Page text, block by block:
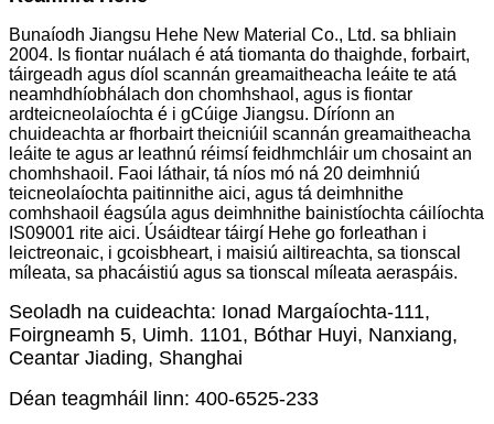
Bunaíodh Jiangsu Hehe New Material Co., Ltd. sa bhliain
2004. Is fiontar nuálach é atá tiomanta do thaighde, forbairt,
táirgeadh agus díol scannán greamaitheacha leáite te atá
neamhdhíobhálach don chomhshaol, agus is fiontar
ardteicneolaíochta é i gCúige Jiangsu. Díríonn an
chuideachta ar fhorbairt theicniúil scannán greamaitheacha
leáite te agus ar leathnú réimsí feidhmchláir um chosaint an
chomhshaoil. Faoi láthair, tá níos mó ná 20 deimhniú
teicneolaíochta paitinnithe aici, agus tá deimhnithe
comhshaoil ​​éagsúla agus deimhnithe bainistíochta cáilíochta
IS09001 rite aici. Úsáidtear táirgí Hehe go forleathan i
leictreonaic, i gcoisbheart, i maisiú ailtireachta, sa tionscal
míleata, sa phacáistiú agus sa tionscal míleata aeraspáis.
Seoladh na cuideachta: Ionad Margaíochta-111,
Foirgneamh 5, Uimh. 1101, Bóthar Huyi, Nanxiang,
Ceantar Jiading, Shanghai
Déan teagmháil linn: 400-6525-233